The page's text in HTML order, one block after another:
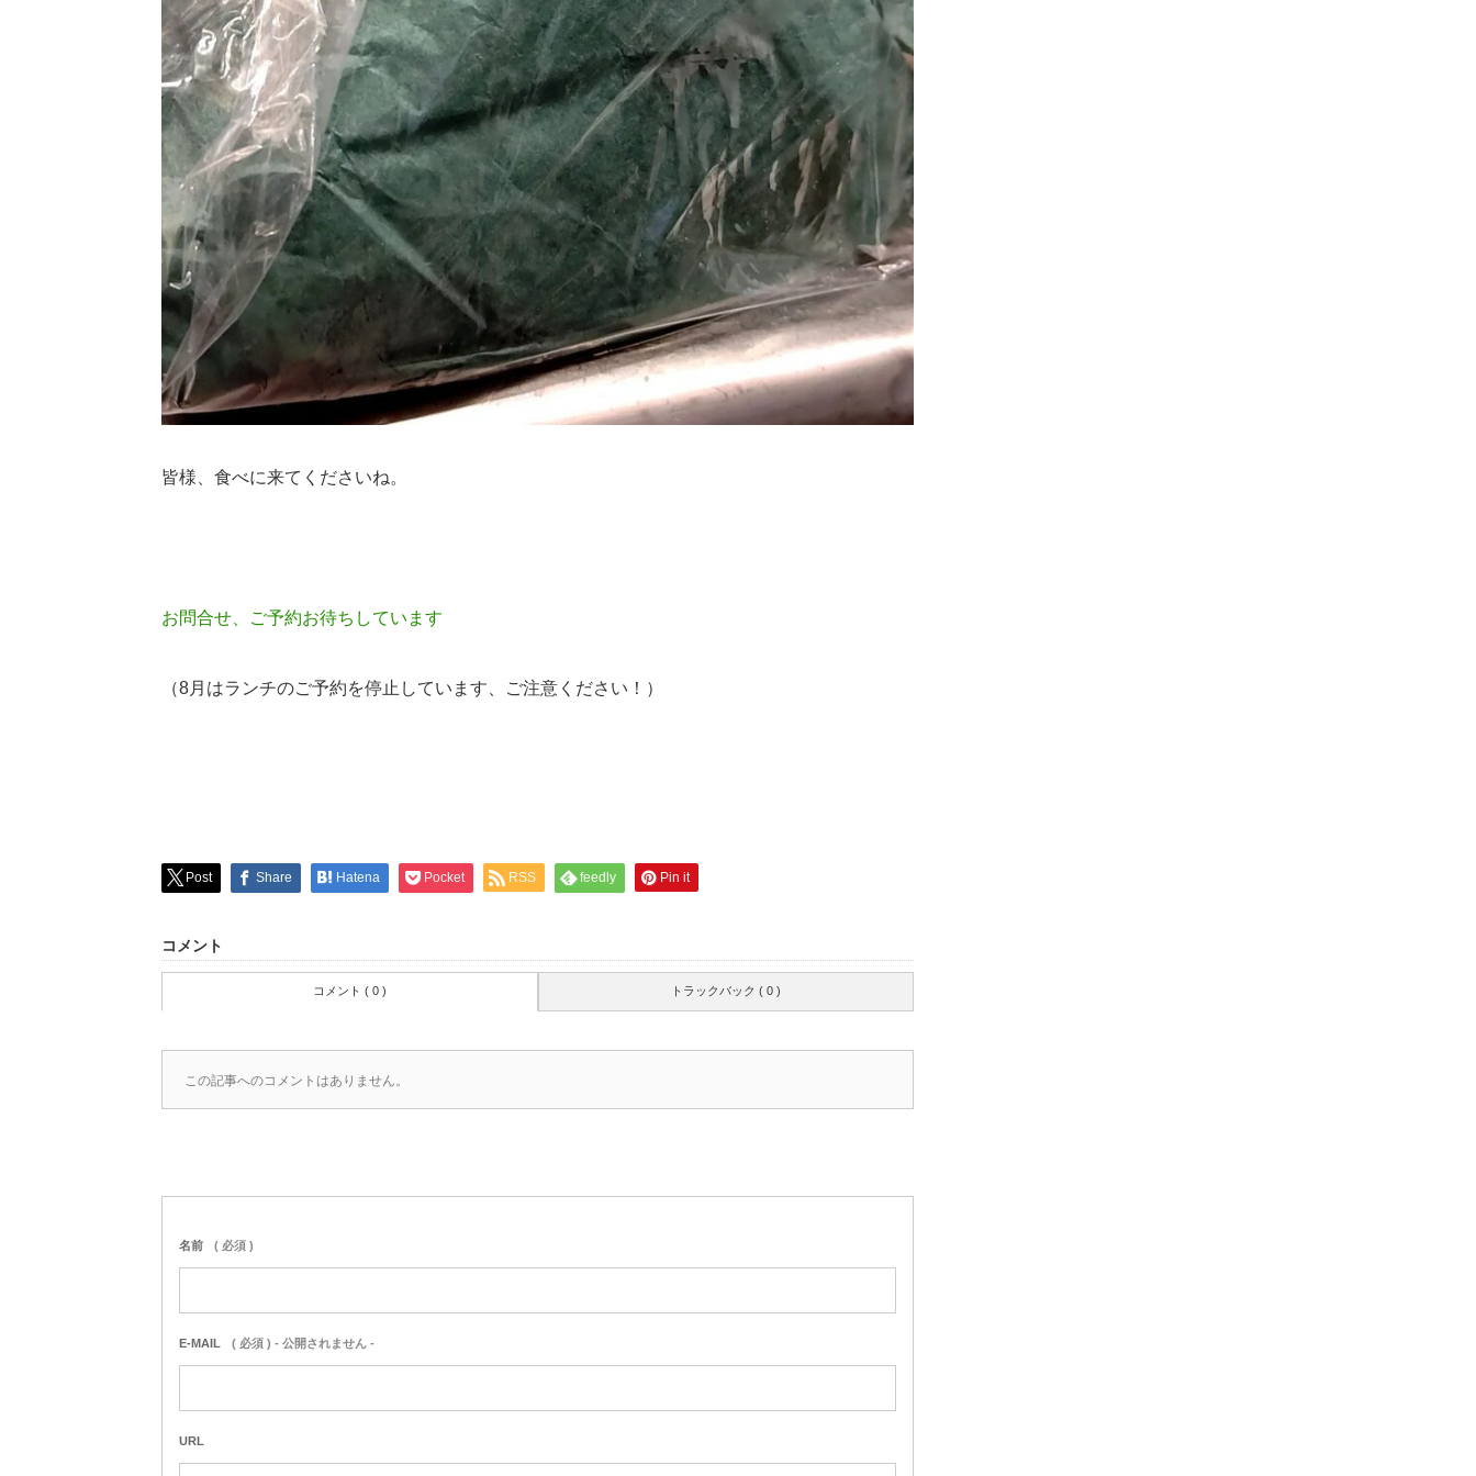
皆様、食べに来てくださいね。
お問合せ、ご予約お待ちしています
（8月はランチのご予約を停止しています、ご注意ください！）
Post Share Hatena Pocket RSS feedly Pin it
コメント
コメント ( 0 ) トラックバック ( 0 )
この記事へのコメントはありません。
名前 ( 必須 )
E-MAIL ( 必須 ) - 公開されません -
URL